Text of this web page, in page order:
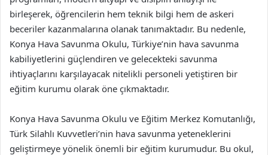
birleşerek, öğrencilerin hem teknik bilgi hem de askeri
beceriler kazanmalarına olanak tanımaktadır. Bu nedenle,
Konya Hava Savunma Okulu, Türkiye’nin hava savunma
kabiliyetlerini güçlendiren ve gelecekteki savunma
ihtiyaçlarını karşılayacak nitelikli personeli yetiştiren bir
eğitim kurumu olarak öne çıkmaktadır.
Konya Hava Savunma Okulu ve Eğitim Merkez Komutanlığı,
Türk Silahlı Kuvvetleri’nin hava savunma yeteneklerini
geliştirmeye yönelik önemli bir eğitim kurumudur. Bu okul,